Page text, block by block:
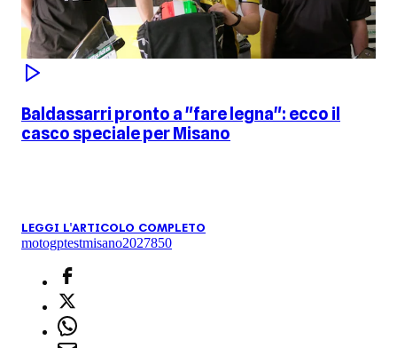
Baldassarri pronto a "fare legna": ecco il
casco speciale per Misano
LEGGI L'ARTICOLO COMPLETO
motogptestmisano2027850